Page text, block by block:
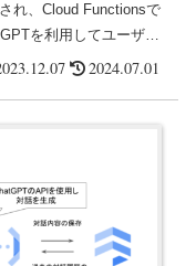
れ、Cloud Functionsで
を利用してユーザー
2024.07.01